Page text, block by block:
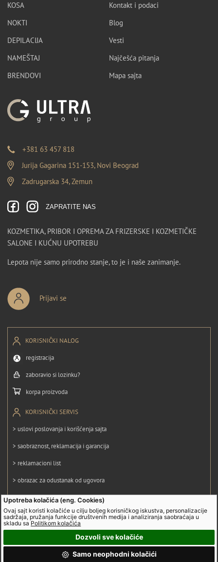
Upotreba kolačića (eng. Cookies)
Ovaj sajt koristi kolačiće u cilju boljeg korisničkog iskustva, personalizacije
sadržaja, pružanja funkcije društvenih medija i analiziranja saobraćaja u
skladu sa Politikom kolačića
Dozvoli sve kolačiće
Samo neophodni kolačići
KOSA
NOKTI
DEPILACIJA
NAMEŠTAJ
BRENDOVI
Kontakt i podaci
Blog
Vesti
Najčešća pitanja
Mapa sajta
+381 63 457 818
Jurija Gagarina 151-153, Novi Beograd
Zadrugarska 34, Zemun
ZAPRATITE NAS
KOZMETIKA, PRIBOR I OPREMA ZA FRIZERSKE I KOZMETIČKE
SALONE I KUĆNU UPOTREBU
Lepota nije samo prirodno stanje, to je i naše zanimanje.
Prijavi se
KORISNIČKI NALOG
registracija
zaboravio si lozinku?
korpa proizvoda
KORISNIČKI SERVIS
> uslovi poslovanja i korišćenja sajta
> saobraznost, reklamacija i garancija
> reklamacioni list
> obrazac za odustanak od ugovora
> politika privatnosti
> politika kolačića
© UltraGroup. Sva prava su zadržana.